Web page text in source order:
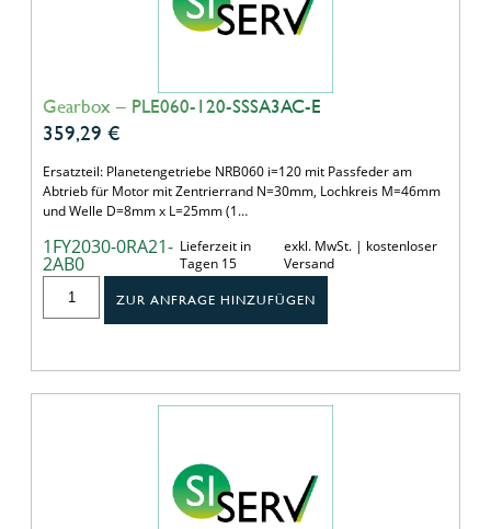
Gearbox – PLE060-120-SSSA3AC-E
359,29 €
Ersatzteil: Planetengetriebe NRB060 i=120 mit Passfeder am
Abtrieb für Motor mit Zentrierrand N=30mm, Lochkreis M=46mm
und Welle D=8mm x L=25mm (1…
1FY2030-0RA21-
2AB0
Lieferzeit in
Tagen 15
exkl. MwSt. | kostenloser
Versand
ZUR ANFRAGE HINZUFÜGEN